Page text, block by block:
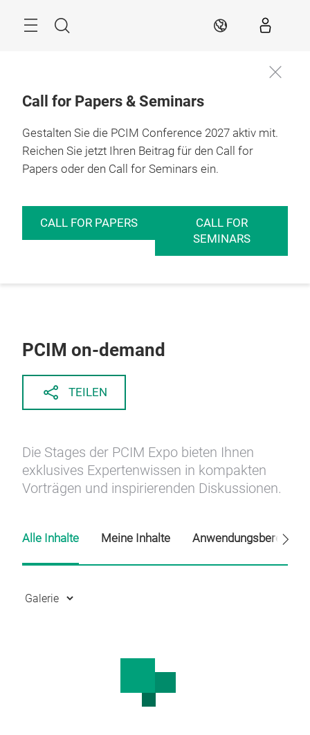
Suche DE
Call for Papers & Seminars
Gestalten Sie die PCIM Conference 2027 aktiv mit.
Reichen Sie jetzt Ihren Beitrag für den Call for
Papers oder den Call for Seminars ein.
CALL FOR PAPERS
CALL FOR
SEMINARS
PCIM on-demand
TEILEN
Die Stages der PCIM Expo bieten Ihnen
exklusives Expertenwissen in kompakten
Vorträgen und inspirierenden Diskussionen.
Alle Inhalte Meine Inhalte Anwendungsbereiche